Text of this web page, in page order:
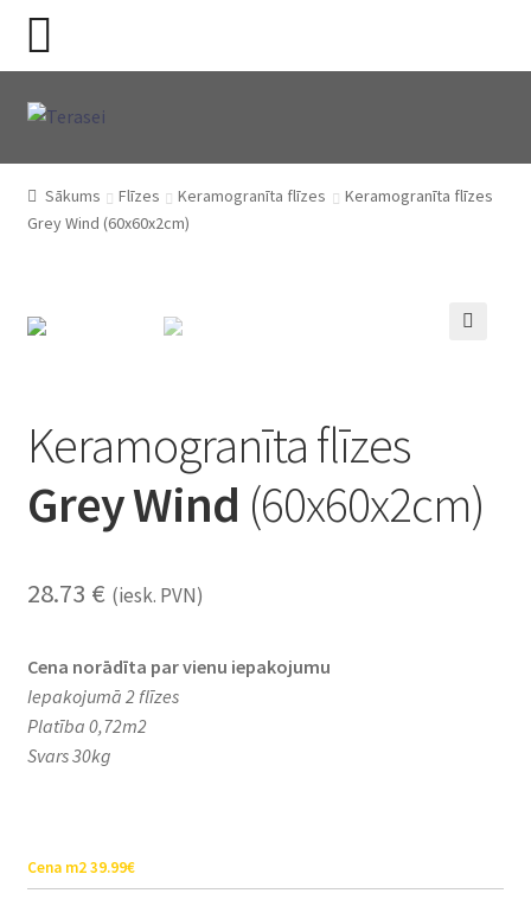
Skip
Skip
Sākums Flīzes Keramogranīta flīzes
Keramogranīta flīzes
Grey Wind (60x60x2cm)
Keramogranīta flīzes
Grey Wind (60x60x2cm)
28.73 € (iesk. PVN)
Cena norādīta par vienu iepakojumu
Iepakojumā 2 flīzes
Platība 0,72m2
Svars 30kg
Cena m2 39.99€